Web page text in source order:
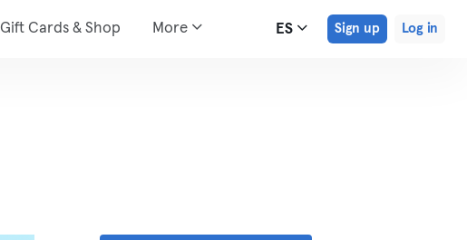
Gift Cards & Shop More ES Sign up Log in